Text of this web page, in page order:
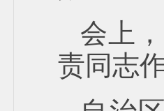
会上
责同志